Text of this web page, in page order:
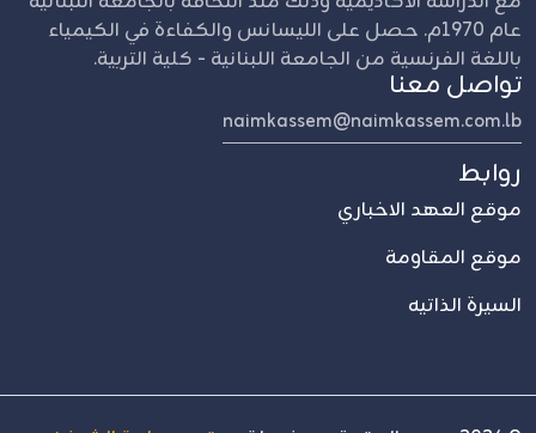
عام 1970م. حصل على الليسانس والكفاءة في الكيمياء
باللغة الفرنسية من الجامعة اللبنانية - كلية التربية.
تواصل معنا
naimkassem@naimkassem.com.lb
روابط
موقع العهد الاخباري
موقع المقاومة
السيرة الذاتيه